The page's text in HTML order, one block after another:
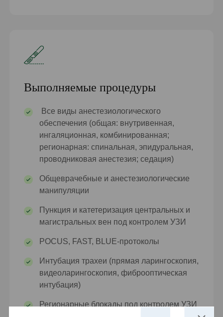
Выполняемые процедуры
Все виды анестезиологического
обеспечения (общая: внутривенная,
ингаляционная, комбинированная;
регионарная: спинальная, эпидуральная,
проводниковая анестезия; седация)
Общеврачебные и анестезиологические
манипуляции
Пункция и катетеризация центральных и
магистральных вен под контролем УЗИ
POCUS, FAST, BLUE-протоколы
Интубация трахеи (прямая ларингоскопия,
видеоларингоскопия, фиброоптическая
интубация)
Регионарные блокады под контролем УЗИ